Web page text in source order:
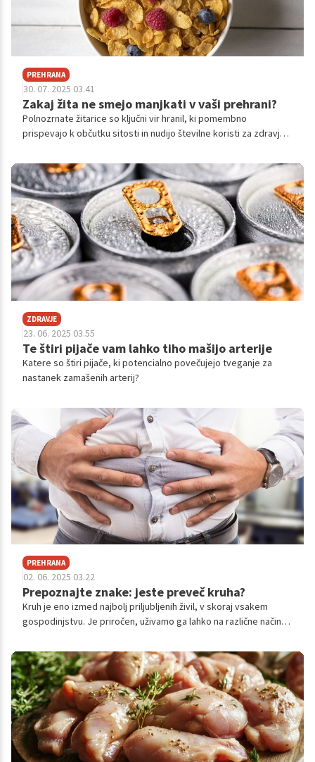
PREHRANA
30. 07. 2025 03.41
Zakaj žita ne smejo manjkati v vaši prehrani?
Polnozrnate žitarice so ključni vir hranil, ki pomembno
prispevajo k občutku sitosti in nudijo številne koristi za zdravje.
ZDRAVJE
23. 06. 2025 03.55
Te štiri pijače vam lahko tiho mašijo arterije
Katere so štiri pijače, ki potencialno povečujejo tveganje za
nastanek zamašenih arterij?
PREHRANA
02. 06. 2025 03.22
Prepoznajte znake: jeste preveč kruha?
Kruh je eno izmed najbolj priljubljenih živil, v skoraj vsakem
gospodinjstvu. Je priročen, uživamo ga lahko na različne načine,